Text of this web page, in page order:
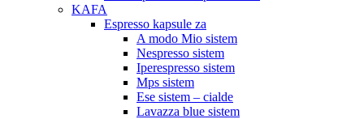
KAFA
Espresso kapsule za
A modo Mio sistem
Nespresso sistem
Iperespresso sistem
Mps sistem
Ese sistem – cialde
Lavazza blue sistem